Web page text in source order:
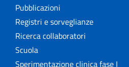
Pubblicazioni
Registri e sorveglianze
Ricerca collaboratori
Scuola
Sperimentazione clinica fase I